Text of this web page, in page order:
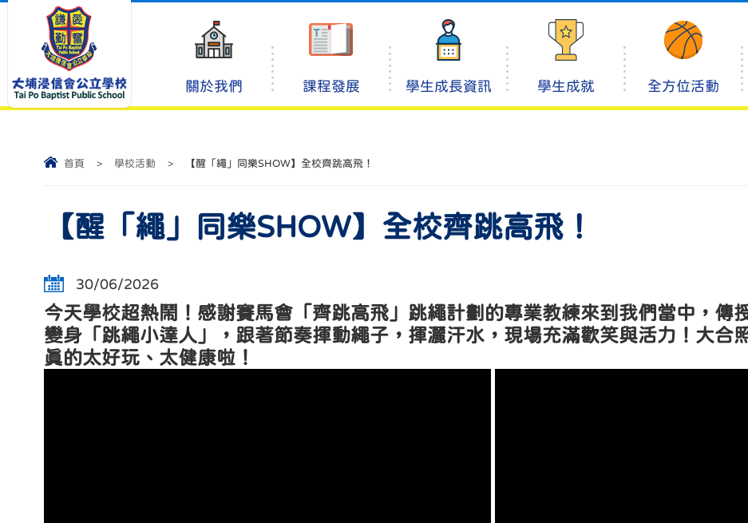
關於我們 課程發展 學生成長資訊 學生成就 全方位活動
首頁 > 學校活動 > 【醒「繩」同樂SHOW】全校齊跳高飛！
【醒「繩」同樂SHOW】全校齊跳高飛！
30/06/2026
今天學校超熱鬧！感謝賽馬會「齊跳高飛」跳繩計劃的專業教練來到我們當中，傳
變身「跳繩小達人」，跟著節奏揮動繩子，揮灑汗水，現場充滿歡笑與活力！大合
真的太好玩、太健康啦！